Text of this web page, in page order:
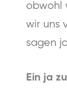
obwohl
wir uns
sagen
Ein ja